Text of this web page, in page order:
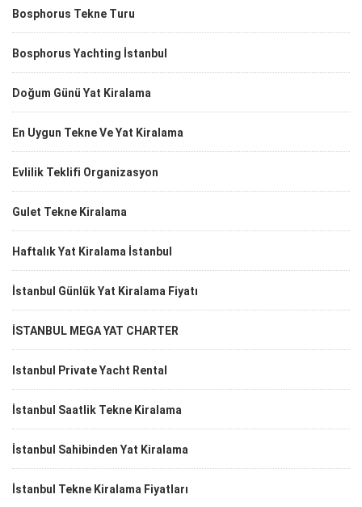
Bosphorus Tekne Turu
Bosphorus Yachting İstanbul
Doğum Günü Yat Kiralama
En Uygun Tekne Ve Yat Kiralama
Evlilik Teklifi Organizasyon
Gulet Tekne Kiralama
Haftalık Yat Kiralama İstanbul
İstanbul Günlük Yat Kiralama Fiyatı
İSTANBUL MEGA YAT CHARTER
Istanbul Private Yacht Rental
İstanbul Saatlik Tekne Kiralama
İstanbul Sahibinden Yat Kiralama
İstanbul Tekne Kiralama Fiyatları